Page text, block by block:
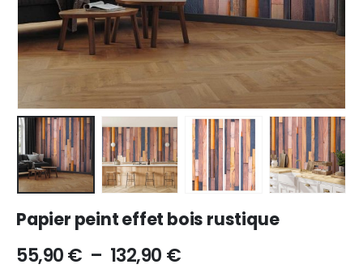
Papier peint effet bois rustique
55,90€ – 132,90 €